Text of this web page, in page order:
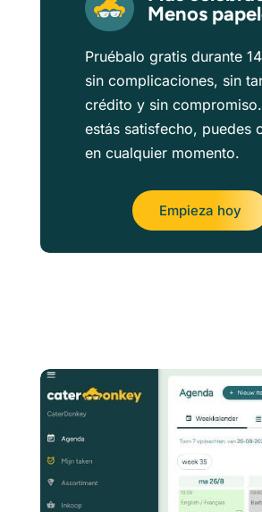
Menos
Pruébalo gratis durante
sin complicaciones, sin
crédito y sin
estás satisfecho, puedes
en cualquier momento.
Empieza hoy